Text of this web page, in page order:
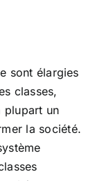
sont élargies
classes,
plupart un
la société.